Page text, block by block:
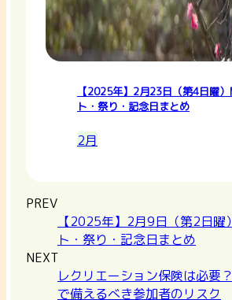
【2025年】2月23日（第4日曜
ト・祭り・記念日まとめ
2月
PREV
【2025年】2月9日（第2日曜
ト・祭り・記念日まとめ
NEXT
レクリエーション保険は必要
で備えるべき参加者のリスク